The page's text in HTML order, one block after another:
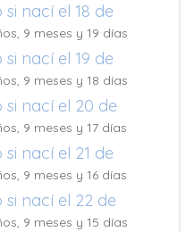
nací el 18 de
9 meses y 19 días
nací el 19 de
9 meses y 18 días
si nací el 20 de
9 meses y 17 días
nací el 21 de
9 meses y 16 días
si nací el 22 de
9 meses y 15 días